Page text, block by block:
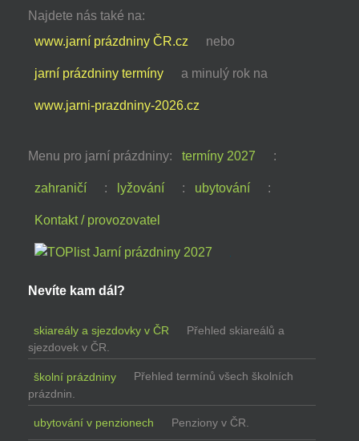
Najdete nás také na:
www.jarní prázdniny ČR.cz
nebo
jarní prázdniny termíny a minulý rok na
www.jarni-prazdniny-2026.cz
Menu pro jarní prázdniny: termíny 2027 :
zahraničí : lyžování : ubytování :
Kontakt / provozovatel
Nevíte kam dál?
skiareály a sjezdovky v ČR
Přehled skiareálů a
sjezdovek v ČR.
školní prázdniny
Přehled termínů všech školních
prázdnin.
ubytování v penzionech Penziony v ČR.